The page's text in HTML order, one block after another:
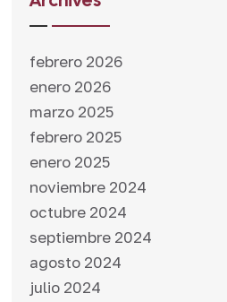
febrero 2026
enero 2026
marzo 2025
febrero 2025
enero 2025
noviembre 2024
octubre 2024
septiembre 2024
agosto 2024
julio 2024